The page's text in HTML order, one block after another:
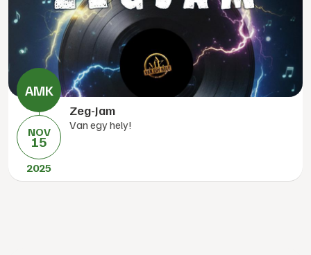
NOV
15
2025
Zeg-Jam
Van egy hely!